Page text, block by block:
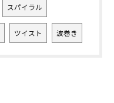
スパイラル
ツイスト 波巻き